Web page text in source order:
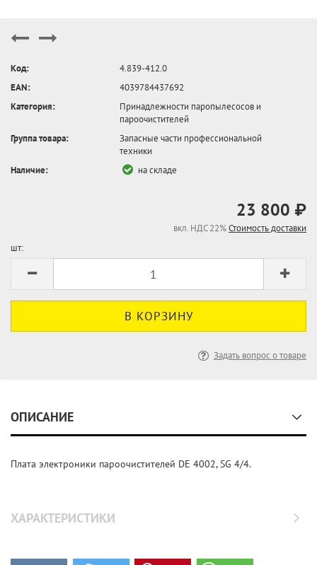
Код:
4.839-412.0
EAN:
4039784437692
Категория:
Принадлежности паропылесосов и
пароочистителей
Группа товара:
Запасные части профессиональной
техники
Наличие:
на складе
23 800 ₽
вкл. НДС 22%Стоимость доставки
шт:
Задать вопрос о товаре
ОПИСАНИЕ
Плата электроники пароочистителей DE 4002, SG 4/4.
ХАРАКТЕРИСТИКИ